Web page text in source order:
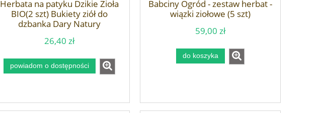
Herbata na patyku Dzikie Zioła
BIO(2 szt) Bukiety ziół do
dzbanka Dary Natury
26,40 zł
powiadom o dostępności
Babciny Ogród - zestaw herbat -
wiązki ziołowe (5 szt)
59,00 zł
do koszyka